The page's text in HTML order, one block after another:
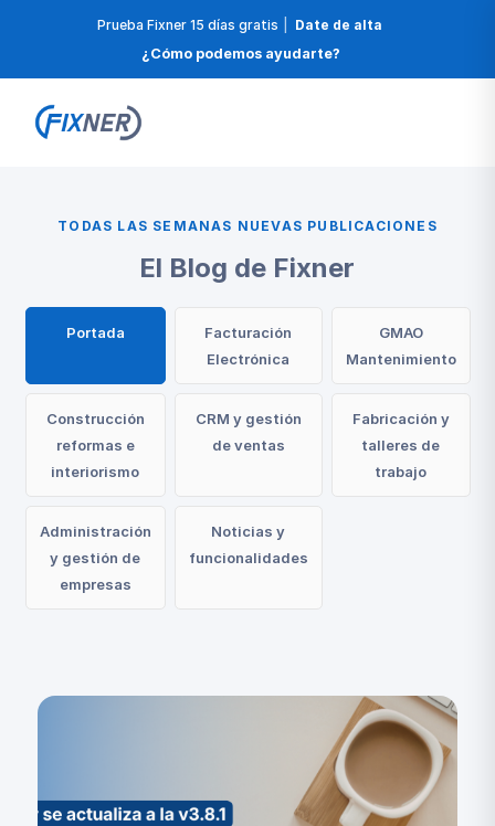
Prueba Fixner 15 días gratis
Date de alta
¿Cómo podemos ayudarte?
TODAS LAS SEMANAS NUEVAS PUBLICACIONES
El Blog de Fixner
Portada
Facturación
Electrónica
GMAO
Mantenimiento
Construcción
reformas e
interiorismo
CRM y gestión
de ventas
Fabricación y
talleres de
trabajo
Administración
y gestión de
empresas
Noticias y
funcionalidades